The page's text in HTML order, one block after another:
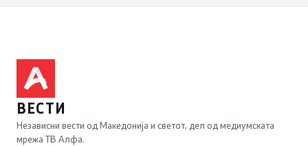
ВЕСТИ
Независни вести од Македонија и светот, дел од медиумската
мрежа ТВ Алфа.